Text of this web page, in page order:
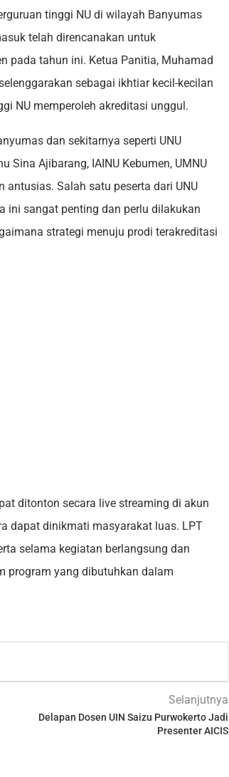
tinggi NU di wilayah Banyumas
telah direncanakan untuk
pada tahun ini. Ketua Panitia, Muhamad
sebagai ikhtiar kecil-kecilan
NU memperoleh akreditasi unggul.
dan sekitarnya seperti UNU
Sina Ajibarang, IAINU Kebumen, UMNU
antusias. Salah satu peserta dari UNU
ini sangat penting dan perlu dilakukan
strategi menuju prodi terakreditasi
ditonton secara live streaming di akun
dapat dinikmati masyarakat luas. LPT
selama kegiatan berlangsung dan
program yang dibutuhkan dalam
Selanjutnya
Delapan Dosen UIN Saizu Purwokerto Jadi
Presenter AICIS